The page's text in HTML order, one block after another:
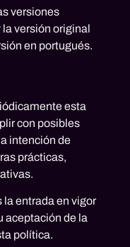
versiones
versión original
en portugués.
esta
con posibles
intención de
prácticas,
entrada en vigor
aceptación de la
política.